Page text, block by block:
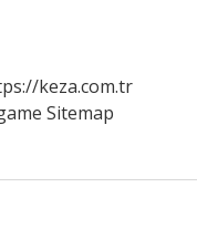
keza.com.tr
Sitemap